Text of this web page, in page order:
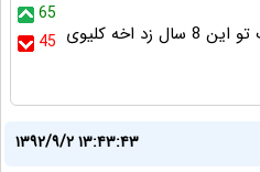
65
45 خدا بیامورزی یه حرف خوب تو این 8 سال زد اخه کلیوی
۱۳۹۲/۹/۲ ۱۳:۴۳:۴۳